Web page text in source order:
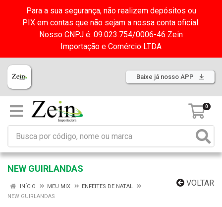
Para a sua segurança, não realizem depósitos ou
PIX em contas que não sejam a nossa conta oficial.
Nosso CNPJ é: 09.023.754/0006-46 Zein
Importação e Comércio LTDA
Baixe já nosso APP
0
NEW GUIRLANDAS
VOLTAR
INÍCIO MEU MIX
ENFEITES DE NATAL
NEW GUIRLANDAS